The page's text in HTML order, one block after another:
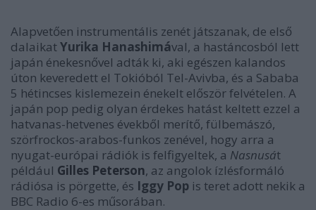
Alapvetően instrumentális zenét játszanak, de első
dalaikatYurika Hanashimával, a hastáncosból lett
japán énekesnővel adták ki, aki egészen kalandos
úton keveredett el Tokióból Tel-Avivba, és a Sababa
5 hétincses kislemezein énekelt először felvételen. A
japán pop pedig olyan érdekes hatást keltett ezzel a
hatvanas-hetvenes évekből merítő, fülbemászó,
szörfrockos-arabos-funkos zenével, hogy arra a
nyugat-európai rádiók is felfigyeltek, a Nasnusát
például Gilles Peterson, az angolok ízlésformáló
rádiósa is pörgette, és Iggy Pop is teret adott nekik a
BBC Radio 6-es műsorában.